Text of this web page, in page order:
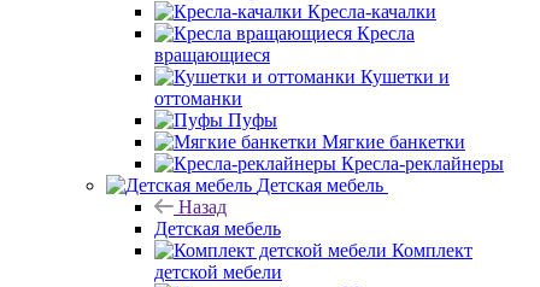
Кресла-качалки
Кресла
вращающиеся
Кушетки и
оттоманки
Пуфы
Мягкие банкетки
Кресла-реклайнеры
Детская мебель
Назад
Детская мебель
Комплект
детской мебели